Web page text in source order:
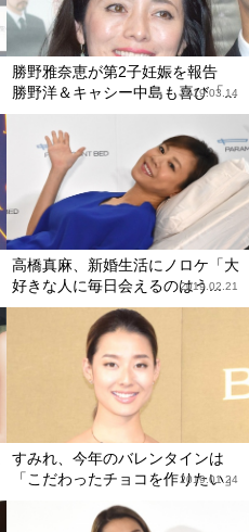
勝野雅奈恵が第2子妊娠を報告
勝野洋＆キャシー中島も喜び「...
2019.03.14
高橋真麻、新婚生活にノロケ「大
好きな人に毎日会えるのはう...
2019.02.21
すみれ、今年のバレンタインは
「こだわったチョコを作りたい」
2019.01.24